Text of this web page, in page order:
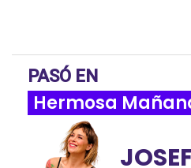
PASÓ EN
Hermosa